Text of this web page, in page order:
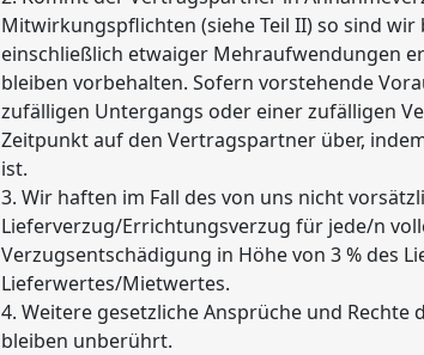
Mitwirkungspflichten (siehe Teil II) so sind
einschließlich etwaiger Mehraufwendungen
bleiben vorbehalten. Sofern vorstehende
zufälligen Untergangs oder einer zufälligen
Zeitpunkt auf den Vertragspartner über,
ist.
3. Wir haften im Fall des von uns nicht
Lieferverzug/Errichtungsverzug für jede/n
Verzugsentschädigung in Höhe von 3 % des
Lieferwertes/Mietwertes.
4. Weitere gesetzliche Ansprüche und
bleiben unberührt.